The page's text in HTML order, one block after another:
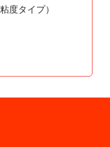
度タイプ）